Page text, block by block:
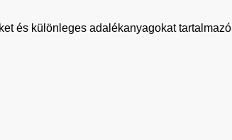
és különleges adalékanyagokat tartalmazó